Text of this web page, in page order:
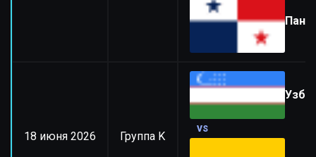
18 июня 2026 Группа K
VS